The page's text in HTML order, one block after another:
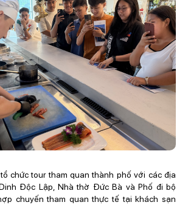
chức tour tham quan thành phố với các địa
Độc Lập, Nhà thờ Đức Bà và Phố đi bộ
chuyến tham quan thực tế tại khách sạn